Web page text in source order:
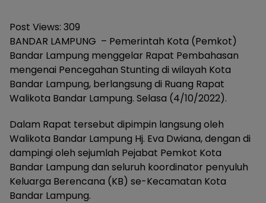
Post Views: 309
BANDAR LAMPUNG – Pemerintah Kota (Pemkot)
Bandar Lampung menggelar Rapat Pembahasan
mengenai Pencegahan Stunting di wilayah Kota
Bandar Lampung, berlangsung di Ruang Rapat
Walikota Bandar Lampung. Selasa (4/10/2022).
Dalam Rapat tersebut dipimpin langsung oleh
Walikota Bandar Lampung Hj. Eva Dwiana, dengan di
dampingi oleh sejumlah Pejabat Pemkot Kota
Bandar Lampung dan seluruh koordinator penyuluh
Keluarga Berencana (KB) se-Kecamatan Kota
Bandar Lampung.